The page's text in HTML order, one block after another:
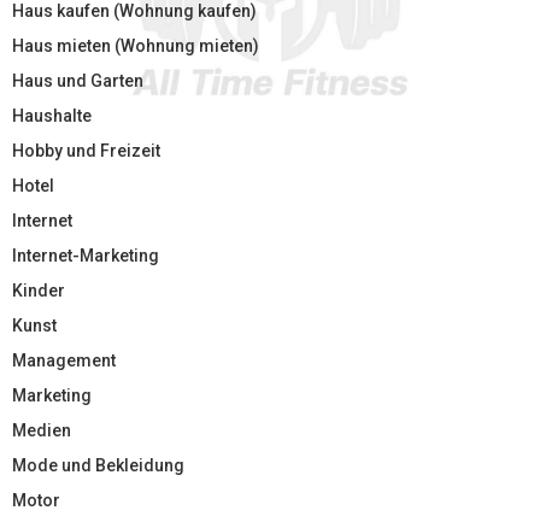
Haus kaufen (Wohnung kaufen)
Haus mieten (Wohnung mieten)
Haus und Garten
Haushalte
Hobby und Freizeit
Hotel
Internet
Internet-Marketing
Kinder
Kunst
Management
Marketing
Medien
Mode und Bekleidung
Motor